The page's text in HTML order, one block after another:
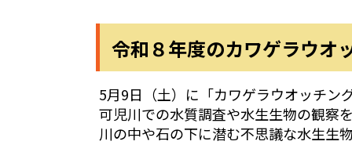
令和８年度のカワゲラウオ
5月9日（土）に「カワゲラウオッチン
可児川での水質調査や水生生物の観察
川の中や石の下に潜む不思議な水生生